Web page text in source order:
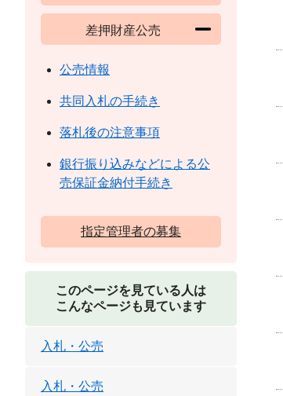
差押財産公売
公売情報
共同入札の手続き
落札後の注意事項
銀行振り込みなどによる公
売保証金納付手続き
指定管理者の募集
このページを見ている人は
こんなページも見ています
入札・公売
入札・公売